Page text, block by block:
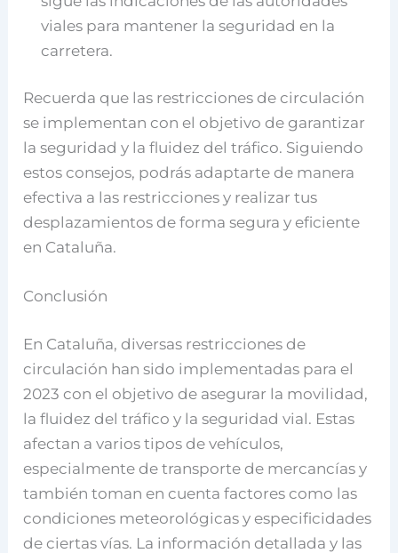
viales para mantener la seguridad en la
carretera.
Recuerda que las restricciones de circulación
se implementan con el objetivo de garantizar
la seguridad y la fluidez del tráfico. Siguiendo
estos consejos, podrás adaptarte de manera
efectiva a las restricciones y realizar tus
desplazamientos de forma segura y eficiente
en Cataluña.
Conclusión
En Cataluña, diversas restricciones de
circulación han sido implementadas para el
2023 con el objetivo de asegurar la movilidad,
la fluidez del tráfico y la seguridad vial. Estas
afectan a varios tipos de vehículos,
especialmente de transporte de mercancías y
también toman en cuenta factores como las
condiciones meteorológicas y especificidades
de ciertas vías. La información detallada y las